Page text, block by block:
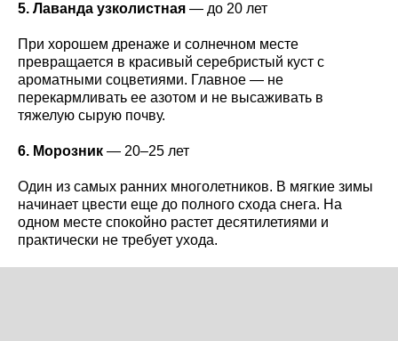
5. Лаванда узколистная — до 20 лет
При хорошем дренаже и солнечном месте
превращается в красивый серебристый куст с
ароматными соцветиями. Главное — не
перекармливать ее азотом и не высаживать в
тяжелую сырую почву.
6. Морозник — 20–25 лет
Один из самых ранних многолетников. В мягкие зимы
начинает цвести еще до полного схода снега. На
одном месте спокойно растет десятилетиями и
практически не требует ухода.